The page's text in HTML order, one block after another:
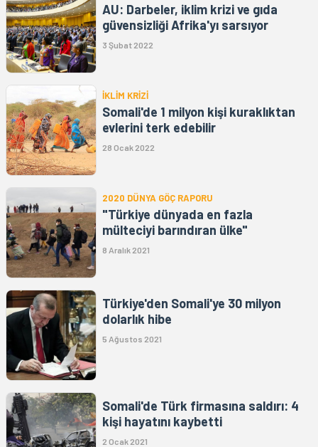
AU: Darbeler, iklim krizi ve gıda
güvensizliği Afrika'yı sarsıyor
3 Şubat 2022
İKLİM KRİZİ
Somali'de 1 milyon kişi kuraklıktan
evlerini terk edebilir
28 Ocak 2022
2020 DÜNYA GÖÇ RAPORU
"Türkiye dünyada en fazla
mülteciyi barındıran ülke"
8 Aralık 2021
Türkiye'den Somali'ye 30 milyon
dolarlık hibe
5 Ağustos 2021
Somali'de Türk firmasına saldırı: 4
kişi hayatını kaybetti
2 Ocak 2021